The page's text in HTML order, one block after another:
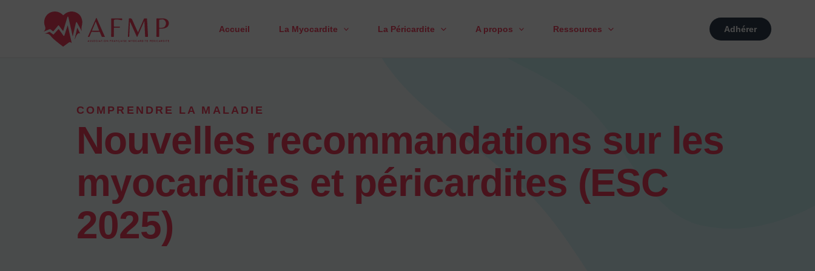
Accueil La Myocardite La Péricardite A propos Ressources Adhérer
COMPRENDRE LA MALADIE
Nouvelles recommandations sur les
myocardites et péricardites (ESC
2025)